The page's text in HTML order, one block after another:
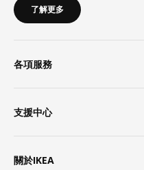
了解更多
各項服務
支援中心
關於IKEA